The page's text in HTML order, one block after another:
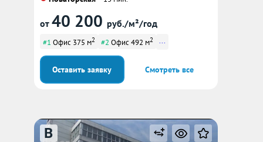
от 40 200 руб./м²/год
#1 Офис 375 м2 #2 Офис 492 м2 ...
Оставить заявку Смотреть все
B